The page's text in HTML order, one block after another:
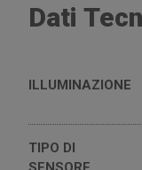
Dati
ILLUMINAZIONE
TIPO DI